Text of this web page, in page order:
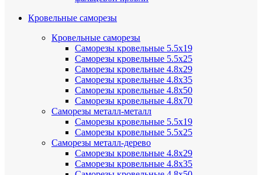
Кровельные саморезы
Кровельные саморезы
Саморезы кровельные 5.5х19
Саморезы кровельные 5.5х25
Саморезы кровельные 4.8х29
Саморезы кровельные 4.8х35
Саморезы кровельные 4.8х50
Саморезы кровельные 4.8х70
Саморезы металл-металл
Саморезы кровельные 5.5х19
Саморезы кровельные 5.5х25
Саморезы металл-дерево
Саморезы кровельные 4.8х29
Саморезы кровельные 4.8х35